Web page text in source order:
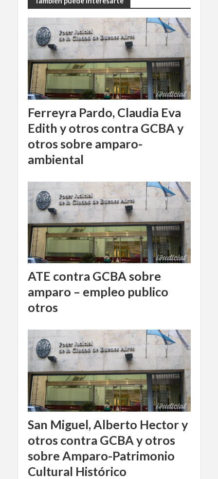
Ferreyra Pardo, Claudia Eva
Edith y otros contra GCBA y
otros sobre amparo-
ambiental
ATE contra GCBA sobre
amparo – empleo publico
otros
San Miguel, Alberto Hector y
otros contra GCBA y otros
sobre Amparo-Patrimonio
Cultural Histórico